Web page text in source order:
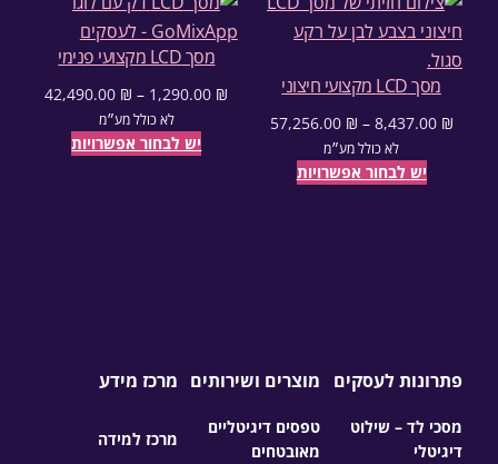
מסך LCD מקצועי חיצוני
8,437.00 ₪
–
57,256.00 ₪
טווח מחירים: ⁦8,437.00 ₪⁩ עד ⁦57,256.00 ₪⁩לא כולל מע״מ
יש לבחור אפשרויות
מסך LCD מקצועי פנימי
1,290.00 ₪
–
42,490.00 ₪
טווח מחירים: ⁦1,290.00 ₪⁩ עד ⁦42,490.00 ₪⁩לא כולל מע״מ
יש לבחור אפשרויות
פתרונות לעסקים
מסכי לד – שילוט
דיגיטלי
מוצרים ושירותים
טפסים דיגיטליים
מאובטחים
מרכז מידע
מרכז למידה